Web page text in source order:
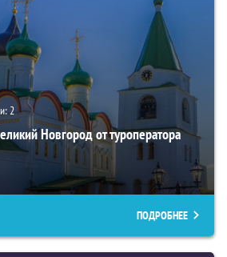
2
Новгород от туроператора
ПОДРОБНЕЕ